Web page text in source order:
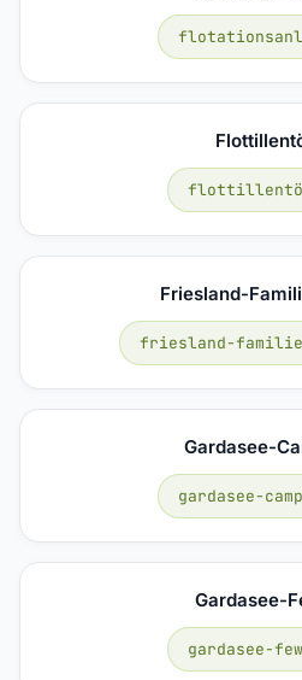
Friesland-
friesland-
Gardasee-
gardasee-
Gardasee-
gardasee-